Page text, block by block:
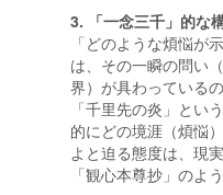
3. 「一念三千」的な
「どのような煩悩が
は、その一瞬の問い
界）が具わっている
「千里先の炎」とい
的にどの境涯（煩悩
よと迫る態度は、現
「観心本尊抄」のよ